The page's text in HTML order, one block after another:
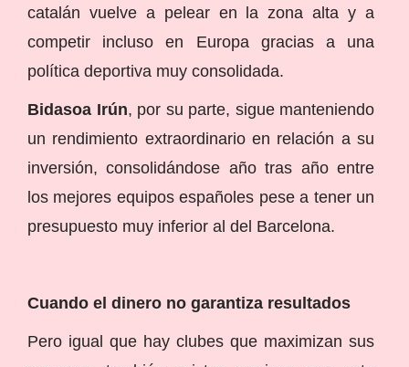
catalán vuelve a pelear en la zona alta y a
competir incluso en Europa gracias a una
política deportiva muy consolidada.
Bidasoa Irún, por su parte, sigue manteniendo
un rendimiento extraordinario en relación a su
inversión, consolidándose año tras año entre
los mejores equipos españoles pese a tener un
presupuesto muy inferior al del Barcelona.
Cuando el dinero no garantiza resultados
Pero igual que hay clubes que maximizan sus